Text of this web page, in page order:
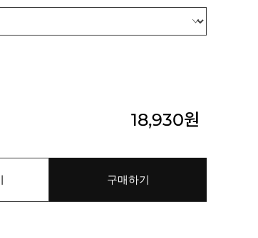
18,930원
구매하기